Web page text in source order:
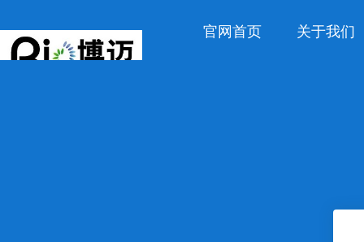
官网首页 关于我们